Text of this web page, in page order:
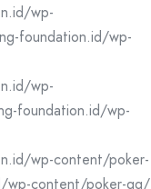
wp-
foundation.id/wp-
wp-
foundation.id/wp-
wp-content/poker-
content/poker-